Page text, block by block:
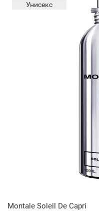
Унисекс
Montale Soleil De Capri